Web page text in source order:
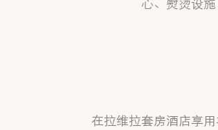
在拉维拉套房酒店享